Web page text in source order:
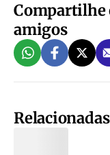
Compartilhe
amigos
Relacionadas